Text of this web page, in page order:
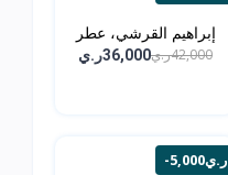
إبراهيم القرشي، عطر
الو...
42,000ر.ي 36,000ر.ي
-5,000ر.ي